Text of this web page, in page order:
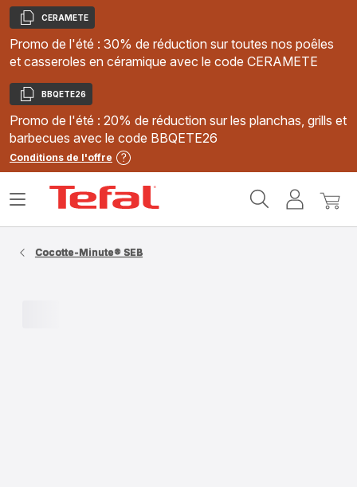
Copier
CERAMETE
Promo de l'été : 30% de réduction sur toutes nos poêles
et casseroles en céramique avec le code CERAMETE
Copier
BBQETE26
Promo de l'été : 20% de réduction sur les planchas, grills et
barbecues avec le code BBQETE26
Conditions de l'offre
MonMon
Ouvrir
Cocotte-Minute® SEB